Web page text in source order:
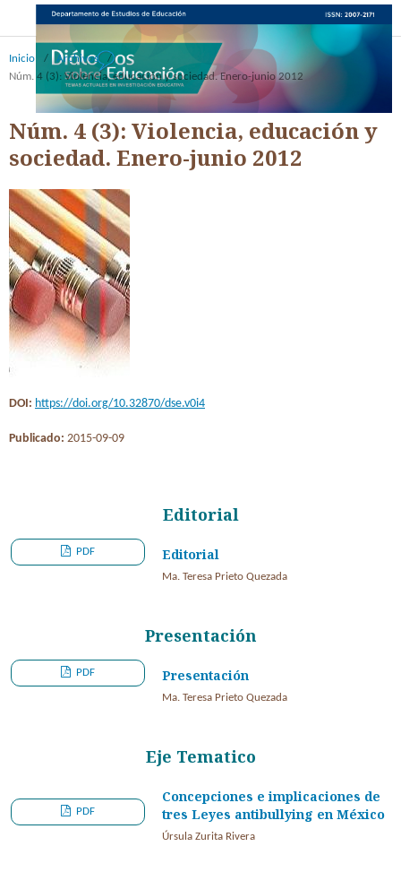
Inicio / Archivos
/
Núm. 4 (3): Violencia, educación y sociedad. Enero-junio 2012
Núm. 4 (3): Violencia, educación y
sociedad. Enero-junio 2012
DOI: https://doi.org/10.32870/dse.v0i4
Publicado: 2015-09-09
Editorial
Editorial
Ma. Teresa Prieto Quezada
PDF
Presentación
Presentación
Ma. Teresa Prieto Quezada
PDF
Eje Tematico
Concepciones e implicaciones de
tres Leyes antibullying en México
Úrsula Zurita Rivera
PDF